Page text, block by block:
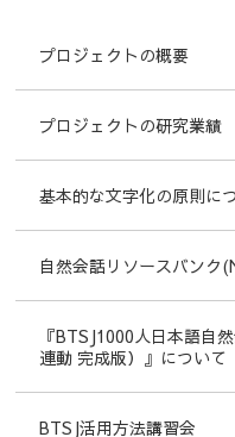
プロジェクトの概要
プロジェクトの研究業績
基本的な文字化の原則に
自然会話リソースバンク
『BTSJ1000人日本語自
連動 完成版）』について
BTSJ活用方法講習会